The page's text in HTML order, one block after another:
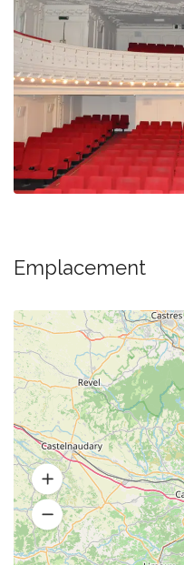
Emplacement